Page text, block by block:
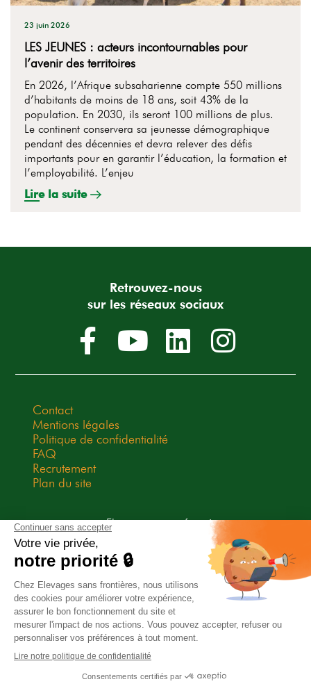
LES JEUNES : acteurs incontournables pour
l’avenir des territoires
23 juin 2026
En 2026, l’Afrique subsaharienne compte 550 millions
d’habitants de moins de 18 ans, soit 43% de la
population. En 2030, ils seront 100 millions de plus.
Le continent conservera sa jeunesse démographique
pendant des décennies et devra relever des défis
importants pour en garantir l’éducation, la formation et
l’employabilité. L’enjeu
Lire la suite
Retrouvez-nous
sur les réseaux sociaux
Contact
Mentions légales
Politique de confidentialité
FAQ
Recrutement
Plan du site
Elevages sans frontières est une
association Don en Confiance
depuis 2009. Don en Confiance est
un organisme indépendant qui
contrôle la bonne utilisation des
dons.
Association habilitée à recevoir des legs, donations et
assurances-vie.